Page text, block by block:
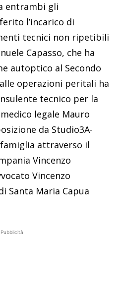
entrambi gli
l’incarico di
tecnici non ripetibili
Capasso, che ha
autoptico al Secondo
operazioni peritali ha
tecnico per la
legale Mauro
da Studio3A-
attraverso il
Vincenzo
Vincenzo
Santa Maria Capua
Pubblicità